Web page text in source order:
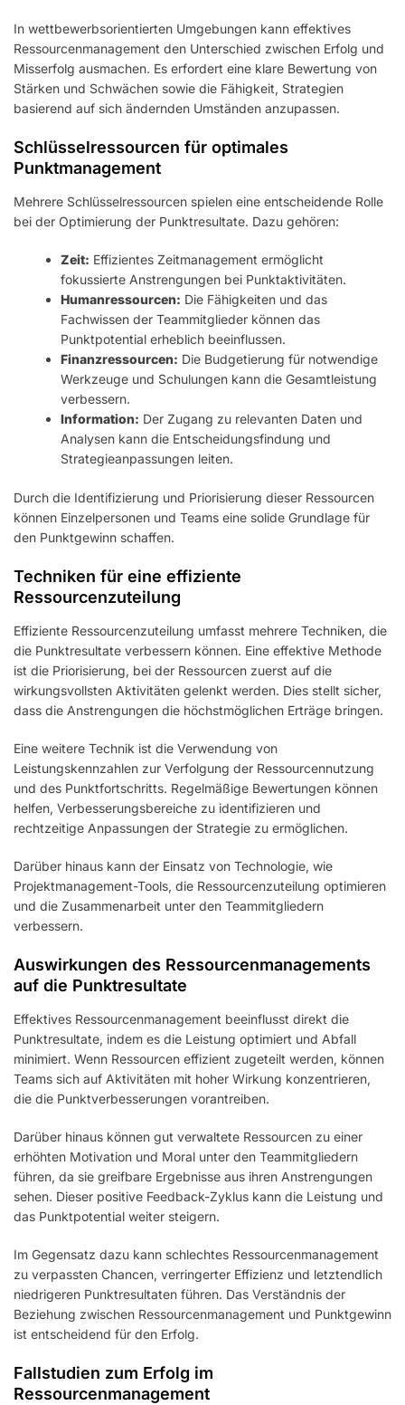
In wettbewerbsorientierten Umgebungen kann effektives
Ressourcenmanagement den Unterschied zwischen Erfolg und
Misserfolg ausmachen. Es erfordert eine klare Bewertung von
Stärken und Schwächen sowie die Fähigkeit, Strategien
basierend auf sich ändernden Umständen anzupassen.
Schlüsselressourcen für optimales
Punktmanagement
Mehrere Schlüsselressourcen spielen eine entscheidende Rolle
bei der Optimierung der Punktresultate. Dazu gehören:
Zeit: Effizientes Zeitmanagement ermöglicht
fokussierte Anstrengungen bei Punktaktivitäten.
Humanressourcen: Die Fähigkeiten und das
Fachwissen der Teammitglieder können das
Punktpotential erheblich beeinflussen.
Finanzressourcen: Die Budgetierung für notwendige
Werkzeuge und Schulungen kann die Gesamtleistung
verbessern.
Information: Der Zugang zu relevanten Daten und
Analysen kann die Entscheidungsfindung und
Strategieanpassungen leiten.
Durch die Identifizierung und Priorisierung dieser Ressourcen
können Einzelpersonen und Teams eine solide Grundlage für
den Punktgewinn schaffen.
Techniken für eine effiziente
Ressourcenzuteilung
Effiziente Ressourcenzuteilung umfasst mehrere Techniken, die
die Punktresultate verbessern können. Eine effektive Methode
ist die Priorisierung, bei der Ressourcen zuerst auf die
wirkungsvollsten Aktivitäten gelenkt werden. Dies stellt sicher,
dass die Anstrengungen die höchstmöglichen Erträge bringen.
Eine weitere Technik ist die Verwendung von
Leistungskennzahlen zur Verfolgung der Ressourcennutzung
und des Punktfortschritts. Regelmäßige Bewertungen können
helfen, Verbesserungsbereiche zu identifizieren und
rechtzeitige Anpassungen der Strategie zu ermöglichen.
Darüber hinaus kann der Einsatz von Technologie, wie
Projektmanagement-Tools, die Ressourcenzuteilung optimieren
und die Zusammenarbeit unter den Teammitgliedern
verbessern.
Auswirkungen des Ressourcenmanagements
auf die Punktresultate
Effektives Ressourcenmanagement beeinflusst direkt die
Punktresultate, indem es die Leistung optimiert und Abfall
minimiert. Wenn Ressourcen effizient zugeteilt werden, können
Teams sich auf Aktivitäten mit hoher Wirkung konzentrieren,
die die Punktverbesserungen vorantreiben.
Darüber hinaus können gut verwaltete Ressourcen zu einer
erhöhten Motivation und Moral unter den Teammitgliedern
führen, da sie greifbare Ergebnisse aus ihren Anstrengungen
sehen. Dieser positive Feedback-Zyklus kann die Leistung und
das Punktpotential weiter steigern.
Im Gegensatz dazu kann schlechtes Ressourcenmanagement
zu verpassten Chancen, verringerter Effizienz und letztendlich
niedrigeren Punktresultaten führen. Das Verständnis der
Beziehung zwischen Ressourcenmanagement und Punktgewinn
ist entscheidend für den Erfolg.
Fallstudien zum Erfolg im
Ressourcenmanagement